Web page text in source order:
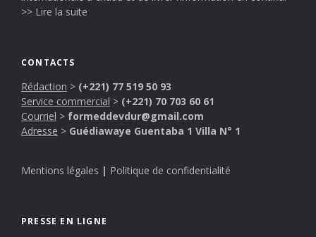
>> Lire la suite
CONTACTS
Rédaction > (+221) 77 519 50 93
Service commercial > (+221) 70 703 60 61
Courriel > formeddevdur@gmail.com
Adresse > Guédiawaye Guentaba 1 Villa N° 1
Mentions légales | Politique de confidentialité
PRESSE EN LIGNE